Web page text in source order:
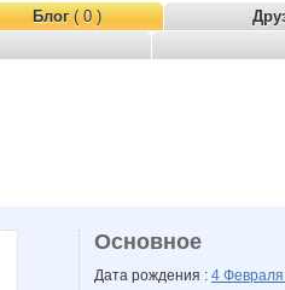
Блог( 0 )
Основное
Дата рождения : 4